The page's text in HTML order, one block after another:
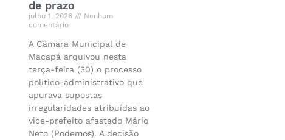
de prazo
julho 1, 2026
Nenhum
comentário
A Câmara Municipal de
Macapá arquivou nesta
terça-feira (30) o processo
político-administrativo que
apurava supostas
irregularidades atribuídas ao
vice-prefeito afastado Mário
Neto (Podemos). A decisão